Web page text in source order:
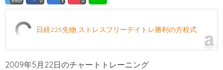
日経225先物 ストレスフリーデイトレ勝利の方程式
2009年5月22日のチャートトレーニング